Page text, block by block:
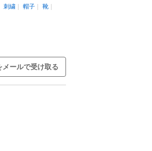
刺繍 帽子
靴
メールで受け取る